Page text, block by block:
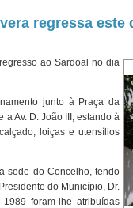
regressa este
ao Sardoal no dia
junto à Praça da
a Av. D. João III, estando à
loiças e utensílios
sede do Concelho, tendo
do Município, Dr.
foram-lhe atribuídas